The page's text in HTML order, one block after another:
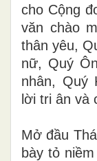
cho Cộng
văn chào
thân yêu,
nữ, Quý
nhân, Quý
lời tri ân và
Mở đầu
bày tỏ